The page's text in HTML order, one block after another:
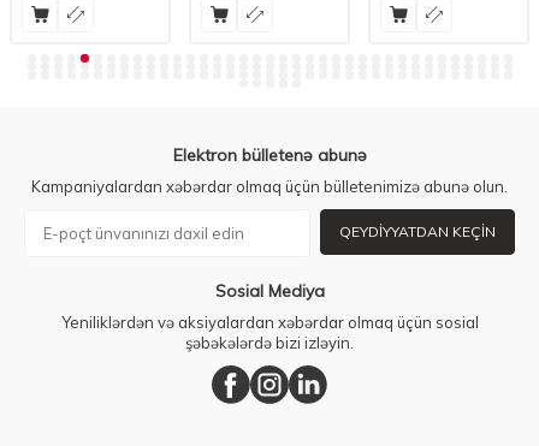
Elektron bülletenə abunə
Kampaniyalardan xəbərdar olmaq üçün bülletenimizə abunə olun.
QEYDIYYATDAN KEÇIN
Sosial Mediya
Yeniliklərdən və aksiyalardan xəbərdar olmaq üçün sosial
şəbəkələrdə bizi izləyin.